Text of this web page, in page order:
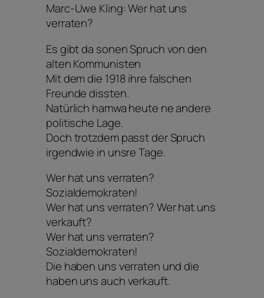
Marc-Uwe Kling: Wer hat uns
verraten?
Es gibt da sonen Spruch von den
alten Kommunisten
Mit dem die 1918 ihre falschen
Freunde dissten.
Natürlich hamwa heute ne andere
politische Lage.
Doch trotzdem passt der Spruch
irgendwie in unsre Tage.
Wer hat uns verraten?
Sozialdemokraten!
Wer hat uns verraten? Wer hat uns
verkauft?
Wer hat uns verraten?
Sozialdemokraten!
Die haben uns verraten und die
haben uns auch verkauft.